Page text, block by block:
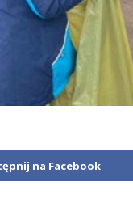
na Facebook